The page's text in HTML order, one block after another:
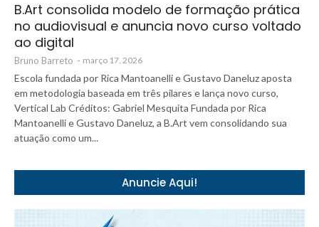
B.Art consolida modelo de formação prática
no audiovisual e anuncia novo curso voltado
ao digital
Bruno Barreto - março 17, 2026
Escola fundada por Rica Mantoanelli e Gustavo Daneluz aposta
em metodologia baseada em três pilares e lança novo curso,
Vertical Lab Créditos: Gabriel Mesquita Fundada por Rica
Mantoanelli e Gustavo Daneluz, a B.Art vem consolidando sua
atuação como um...
Anuncie Aqui!